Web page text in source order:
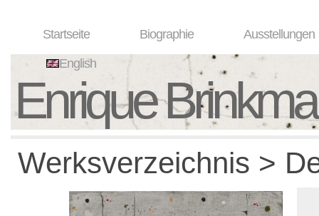
Startseite Biographie Ausstellungen
English
Enrique
Werksverzeichnis >